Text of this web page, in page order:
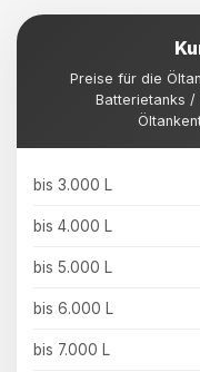
Preise für die
Batterietanks /
bis 3.000 L
bis 4.000 L
bis 5.000 L
bis 6.000 L
bis 7.000 L